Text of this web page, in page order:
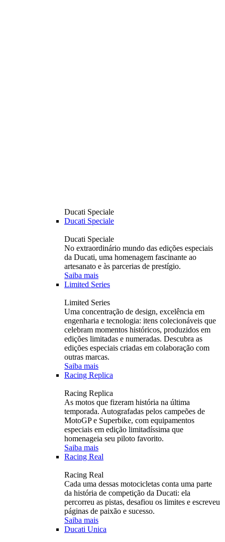
Ducati Speciale
Ducati Speciale
Ducati Speciale
No extraordinário mundo das edições especiais
da Ducati, uma homenagem fascinante ao
artesanato e às parcerias de prestígio.
Saiba mais
Limited Series
Limited Series
Uma concentração de design, excelência em
engenharia e tecnologia: itens colecionáveis ​​que
celebram momentos históricos, produzidos em
edições limitadas e numeradas. Descubra as
edições especiais criadas em colaboração com
outras marcas.
Saiba mais
Racing Replica
Racing Replica
As motos que fizeram história na última
temporada. Autografadas pelos campeões de
MotoGP e Superbike, com equipamentos
especiais em edição limitadíssima que
homenageia seu piloto favorito.
Saiba mais
Racing Real
Racing Real
Cada uma dessas motocicletas conta uma parte
da história de competição da Ducati: ela
percorreu as pistas, desafiou os limites e escreveu
páginas de paixão e sucesso.
Saiba mais
Ducati Unica